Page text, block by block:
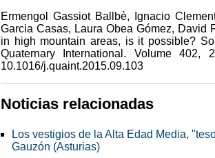
Ermengol Gassiot Ballbè, Ignacio
Garcia Casas, Laura Obea Gómez, David
in high mountain areas, is it possible?
Quaternary International. Volume
10.1016/j.quaint.2015.09.103
Noticias relacionadas
Los vestigios de la Alta Edad Media,
Gauzón (Asturias)